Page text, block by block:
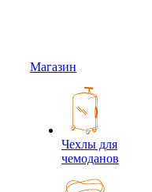
Магазин
Чехлы для
чемоданов